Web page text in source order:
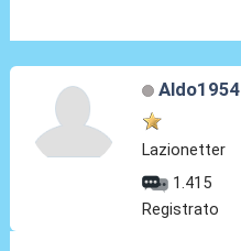
Aldo1954
Lazionetter
1.415
Registrato